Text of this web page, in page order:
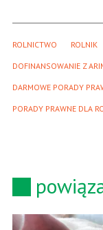
ROLNICTWO ROLNIK
DOFINANSOWANIE Z
DARMOWE PORADY
PORADY PRAWNE DLA